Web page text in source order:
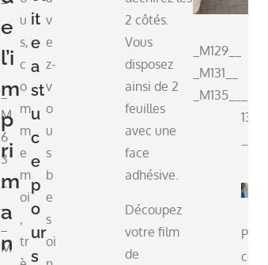
_
M
6
3
_
M
e
l’i
m
p
ri
m
a
n
u
s,
c
o
m
m
e
m
oi
,
tr
it
e
a
st
u
c
e
p
o
ur
s
v
e
z-
v
o
u
s
b
e
s
oi
2 côtés.
Vous
disposez
ainsi de 2
feuilles
avec une
face
adhésive.
Découpez
votre film
de
_M129__
_M131__
_M135__
137
Pla
cez